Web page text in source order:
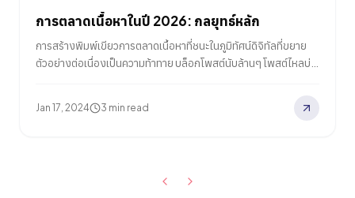
การตลาดเนื้อหาในปี 2026: กลยุทธ์หลัก
การสร้างพิมพ์เขียวการตลาดเนื้อหาที่ชนะในภูมิทัศน์ดิจิทัลที่ขยาย
ตัวอย่างต่อเนื่องเป็นความท้าทาย บล็อกโพสต์นับล้านๆ โพสต์ไหลบ่า
และมีความหมายได้อย่างไร ในคำแนะนำนี้ เราจะแบ่งปันกลยุทธ์การ
Jan 17, 2024 3 min read